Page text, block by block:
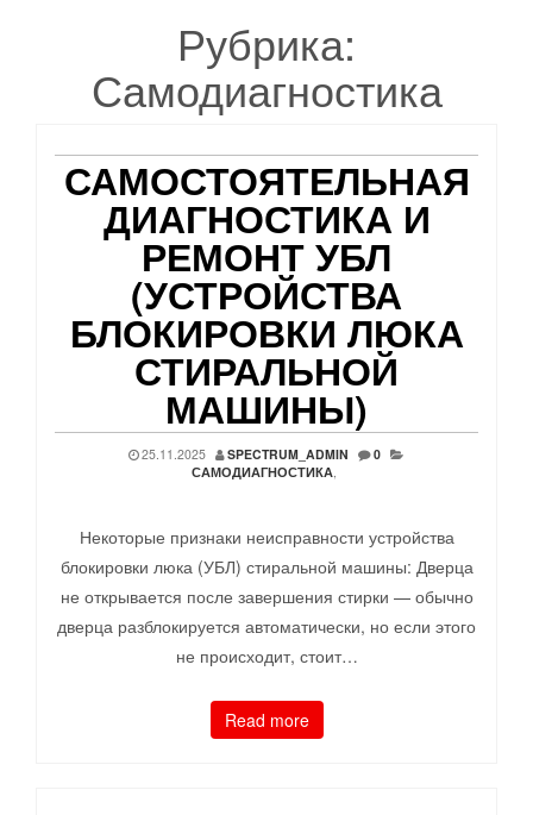
Рубрика:
Самодиагностика
САМОСТОЯТЕЛЬНАЯ
ДИАГНОСТИКА И
РЕМОНТ УБЛ
(УСТРОЙСТВА
БЛОКИРОВКИ ЛЮКА
СТИРАЛЬНОЙ
МАШИНЫ)
25.11.2025 SPECTRUM_ADMIN
0
САМОДИАГНОСТИКА,
Некоторые признаки неисправности устройства
блокировки люка (УБЛ) стиральной машины: Дверца
не открывается после завершения стирки — обычно
дверца разблокируется автоматически, но если этого
не происходит, стоит…
Read more